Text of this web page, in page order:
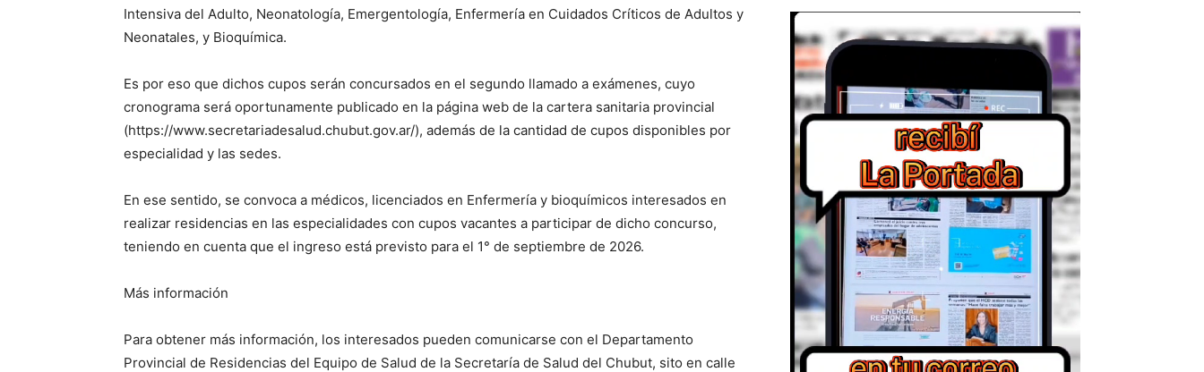
Intensiva del Adulto, Neonatología, Emergentología, Enfermería en Cuidados Críticos de Adultos y
Neonatales, y Bioquímica.
Es por eso que dichos cupos serán concursados en el segundo llamado a exámenes, cuyo
cronograma será oportunamente publicado en la página web de la cartera sanitaria provincial
(https://www.secretariadesalud.chubut.gov.ar/), además de la cantidad de cupos disponibles por
especialidad y las sedes.
En ese sentido, se convoca a médicos, licenciados en Enfermería y bioquímicos interesados en
realizar residencias en las especialidades con cupos vacantes a participar de dicho concurso,
teniendo en cuenta que el ingreso está previsto para el 1° de septiembre de 2026.
Más información
Para obtener más información, los interesados pueden comunicarse con el Departamento
Provincial de Residencias del Equipo de Salud de la Secretaría de Salud del Chubut, sito en calle